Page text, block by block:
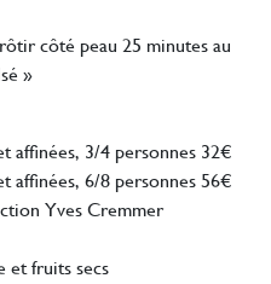
côté peau 25 minutes au
»
affinées, 3/4 personnes 32€
affinées, 6/8 personnes 56€
Yves Cremmer
et fruits secs